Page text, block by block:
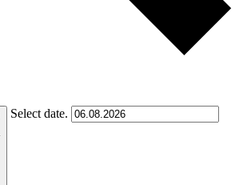
Select date.